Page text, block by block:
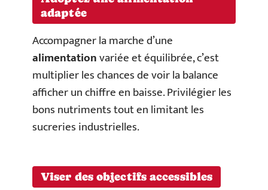
adaptée
Accompagner la marche d’une
alimentationvariée et équilibrée, c’est
multiplier les chances de voir la balance
afficher un chiffre en baisse. Privilégier les
bons nutriments tout en limitant les
sucreries industrielles.
Viser des objectifs accessibles